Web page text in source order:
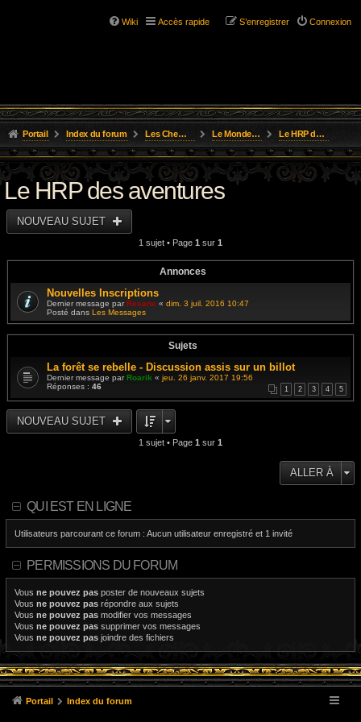
Wiki Accès rapide Connexion
S’enregistrer
Portail Index du forum Les Chemins de L'Aventure Le Monde de Golarion Le HRP des aventures
Le HRP des aventures
NOUVEAU SUJET
1 sujet • Page 1 sur 1
Annonces
Nouvelles Inscriptions
Dernier message parResane « dim. 3 juil. 2016 10:47
Posté dans Les Messages
Sujets
La forêt se rebelle - Discussion assis sur un billot
Dernier message parRoarik « jeu. 26 janv. 2017 19:56
Réponses : 46 1 2 3 4 5
NOUVEAU SUJET
1 sujet • Page 1 sur 1
ALLER À
QUI EST EN LIGNE
Utilisateurs parcourant ce forum : Aucun utilisateur enregistré et 1 invité
PERMISSIONS DU FORUM
Vous ne pouvez pas poster de nouveaux sujets
Vous ne pouvez pas répondre aux sujets
Vous ne pouvez pas modifier vos messages
Vous ne pouvez pas supprimer vos messages
Vous ne pouvez pas joindre des fichiers
Portail Index du forum